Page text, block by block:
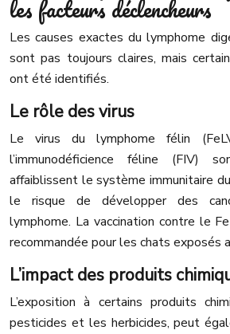
les facteurs déclencheurs
Les causes exactes du lymphome
sont pas toujours claires, mais
ont été identifiés.
Le rôle des virus
Le virus du lymphome félin
l’immunodéficience féline (FIV)
affaiblissent le système immunitaire
le risque de développer des
lymphome. La vaccination contre le
recommandée pour les chats exposés
L’impact des produits
L’exposition à certains produits
pesticides et les herbicides, peut